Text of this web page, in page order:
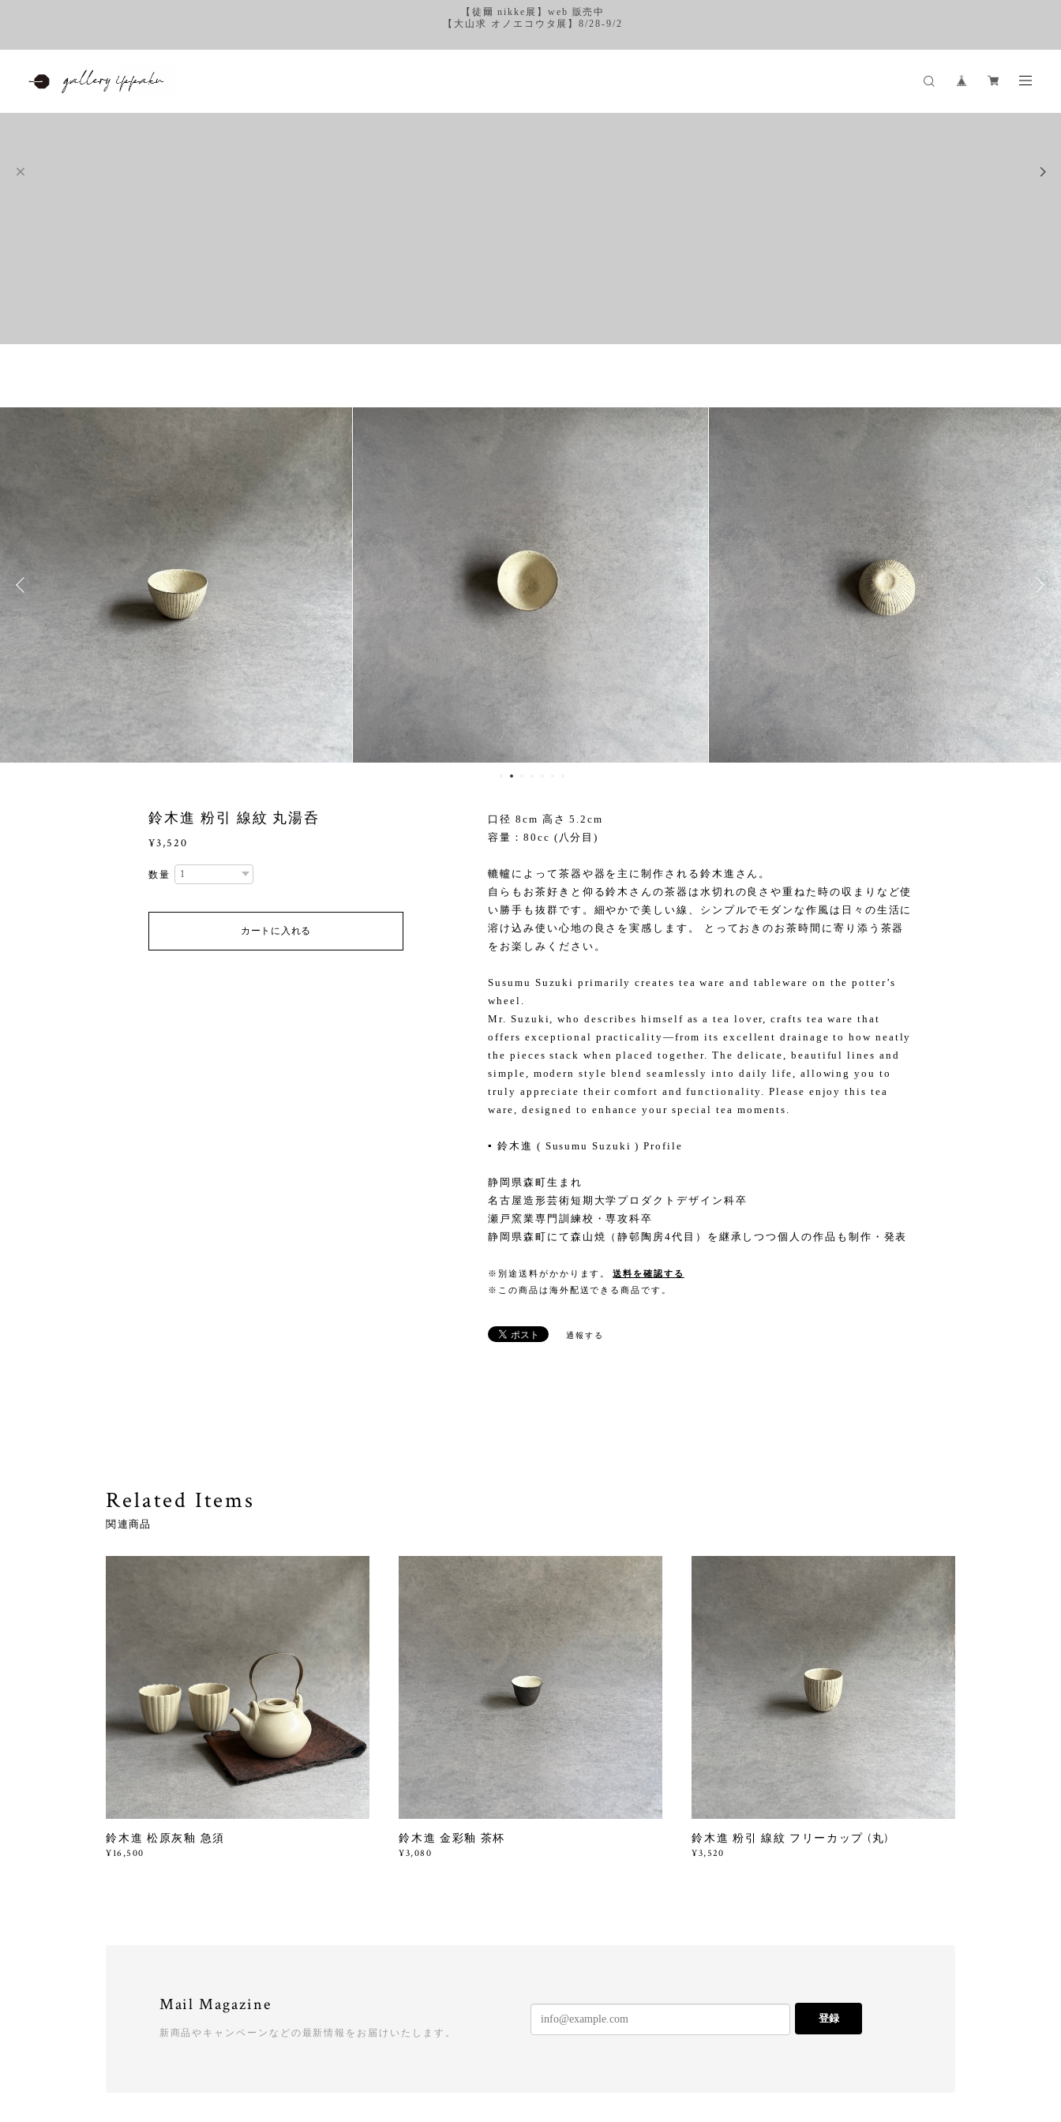
【徒爾 nikke展】web 販売中
【大山求 オノエコウタ展】8/28-9/2
鈴木進 粉引 線紋 丸湯呑
¥3,520
数量
カートに入れる
口径 8cm 高さ 5.2cm
容量：80cc (八分目)
轆轤によって茶器や器を主に制作される鈴木進さん。
自らもお茶好きと仰る鈴木さんの茶器は水切れの良さや重ねた時の収まりなど使
い勝手も抜群です。細やかで美しい線、シンプルでモダンな作風は日々の生活に
溶け込み使い心地の良さを実感します。 とっておきのお茶時間に寄り添う茶器
をお楽しみください。
Susumu Suzuki primarily creates tea ware and tableware on the potter’s
wheel.
Mr. Suzuki, who describes himself as a tea lover, crafts tea ware that
offers exceptional practicality—from its excellent drainage to how neatly
the pieces stack when placed together. The delicate, beautiful lines and
simple, modern style blend seamlessly into daily life, allowing you to
truly appreciate their comfort and functionality. Please enjoy this tea
ware, designed to enhance your special tea moments.
▪️ 鈴木進 ( Susumu Suzuki ) Profile
静岡県森町生まれ
名古屋造形芸術短期大学プロダクトデザイン科卒
瀬戸窯業専門訓練校・専攻科卒
静岡県森町にて森山焼（静邨陶房4代目）を継承しつつ個人の作品も制作・発表
※別途送料がかかります。
送料を確認する
※この商品は海外配送できる商品です。
通報する
Related Items
関連商品
鈴木進 松原灰釉 急須
¥16,500
鈴木進 金彩釉 茶杯
¥3,080
鈴木進 粉引 線紋 フリーカップ (丸)
¥3,520
Mail Magazine
新商品やキャンペーンなどの最新情報をお届けいたします。
登録